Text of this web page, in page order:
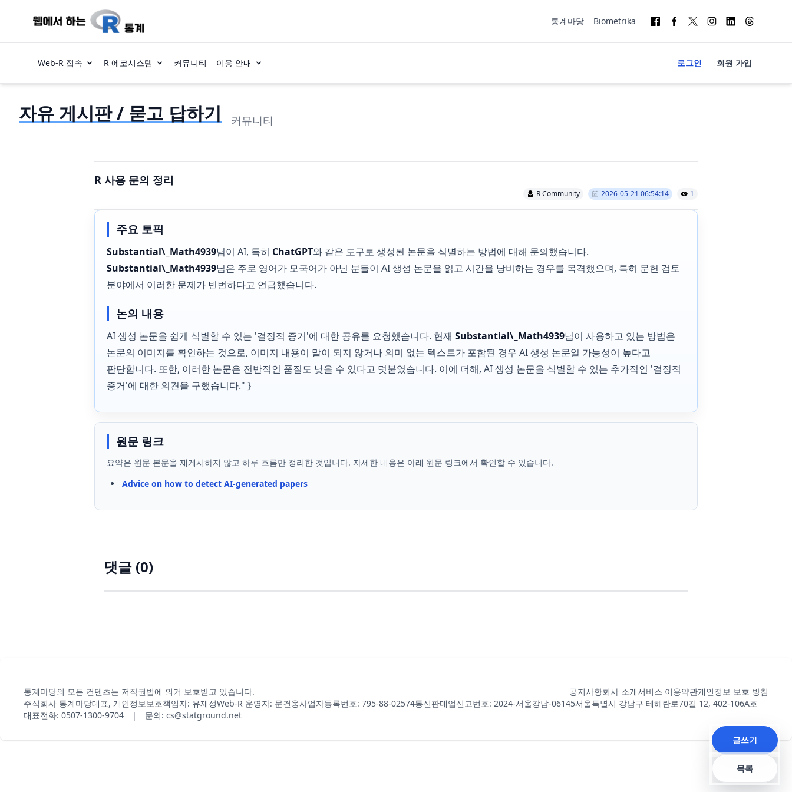
통계마당 Biometrika
Web-R 접속 R 에코시스템 커뮤니티 이용 안내 로그인 회원 가입
자유 게시판 / 묻고 답하기 커뮤니티
R 사용 문의 정리
R Community 2026-05-21 06:54:14 1
주요 토픽
Substantial\_Math4939님이 AI, 특히 ChatGPT와 같은 도구로 생성된 논문을 식별하는 방법에 대해 문의했습니다.
Substantial\_Math4939님은 주로 영어가 모국어가 아닌 분들이 AI 생성 논문을 읽고 시간을 낭비하는 경우를 목격했으며, 특히 문헌 검토
분야에서 이러한 문제가 빈번하다고 언급했습니다.
논의 내용
AI 생성 논문을 쉽게 식별할 수 있는 '결정적 증거'에 대한 공유를 요청했습니다. 현재 Substantial\_Math4939님이 사용하고 있는 방법은
논문의 이미지를 확인하는 것으로, 이미지 내용이 말이 되지 않거나 의미 없는 텍스트가 포함된 경우 AI 생성 논문일 가능성이 높다고
판단합니다. 또한, 이러한 논문은 전반적인 품질도 낮을 수 있다고 덧붙였습니다. 이에 더해, AI 생성 논문을 식별할 수 있는 추가적인 '결정적
증거'에 대한 의견을 구했습니다." }
원문 링크
요약은 원문 본문을 재게시하지 않고 하루 흐름만 정리한 것입니다. 자세한 내용은 아래 원문 링크에서 확인할 수 있습니다.
Advice on how to detect AI-generated papers
댓글 (0)
통계마당의 모든 컨텐츠는 저작권법에 의거 보호받고 있습니다. 공지사항회사 소개서비스 이용약관개인정보 보호 방침
주식회사 통계마당대표, 개인정보보호책임자: 유재성Web-R 운영자: 문건웅사업자등록번호: 795-88-02574통신판매업신고번호: 2024-서울강남-06145서울특별시 강남구 테헤란로70길 12, 402-106A호
대표전화: 0507-1300-9704 | 문의: cs@statground.net
글쓰기
목록